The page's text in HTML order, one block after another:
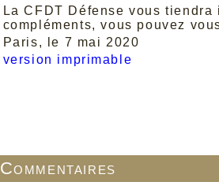
La CFDT Défense vous
compléments, vous pouvez
Paris, le 7 mai 2020
version imprimable
Commentaires